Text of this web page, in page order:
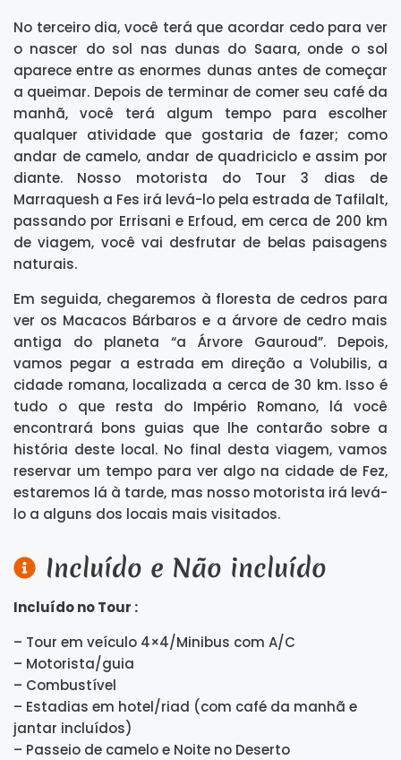
No terceiro dia, você terá que acordar cedo para ver
o nascer do sol nas dunas do Saara, onde o sol
aparece entre as enormes dunas antes de começar
a queimar. Depois de terminar de comer seu café da
manhã, você terá algum tempo para escolher
qualquer atividade que gostaria de fazer; como
andar de camelo, andar de quadriciclo e assim por
diante. Nosso motorista do Tour 3 dias de
Marraquesh a Fes irá levá-lo pela estrada de Tafilalt,
passando por Errisani e Erfoud, em cerca de 200 km
de viagem, você vai desfrutar de belas paisagens
naturais.
Em seguida, chegaremos à floresta de cedros para
ver os Macacos Bárbaros e a árvore de cedro mais
antiga do planeta “a Árvore Gauroud”. Depois,
vamos pegar a estrada em direção a Volubilis, a
cidade romana, localizada a cerca de 30 km. Isso é
tudo o que resta do Império Romano, lá você
encontrará bons guias que lhe contarão sobre a
história deste local. No final desta viagem, vamos
reservar um tempo para ver algo na cidade de Fez,
estaremos lá à tarde, mas nosso motorista irá levá-
lo a alguns dos locais mais visitados.
Incluído e Não incluído
Incluído no Tour :
– Tour em veículo 4×4/Minibus com A/C
– Motorista/guia
– Combustível
– Estadias em hotel/riad (com café da manhã e
jantar incluídos)
– Passeio de camelo e Noite no Deserto